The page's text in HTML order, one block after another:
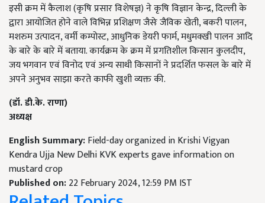
इसी क्रम में कैलाश (कृषि प्रसार विशेषज्ञ) ने कृषि विज्ञान केन्द्र,दिल्ली के
द्वारा आयोजित होने वाले विभिन्न प्रशिक्षण जैसेः जैविक खेती,बकरी पालन,
मशरुम उत्पादन,वर्मी कम्पोस्ट,आधुनिक डेयरी फार्म,मधुमक्खी पालन आदि
के बारे के बारे में बताया. कार्यक्रम के क्रम में प्रगतिशील किसान कुलदीप,
जय भगवान एवं विनोद एवं अन्य साथी किसानों ने प्रदर्शित फसल के बारे में
अपने अनुभव साझा करते काफी खुशी व्यक्त की.
(डॉ. डी.के. राणा)
अध्यक्ष
English Summary:Field-day organized in Krishi Vigyan
Kendra Ujja New Delhi KVK experts gave information on
mustard crop
Published on:22 February 2024, 12:59 PM IST